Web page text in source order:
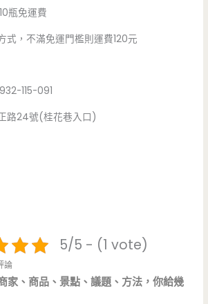
瓶免運費
式，不滿免運門檻則運費120元
115-091
路24號(桂花巷入口)
5/5 - (1 vote)
論
家、商品、景點、議題、方法，你給幾